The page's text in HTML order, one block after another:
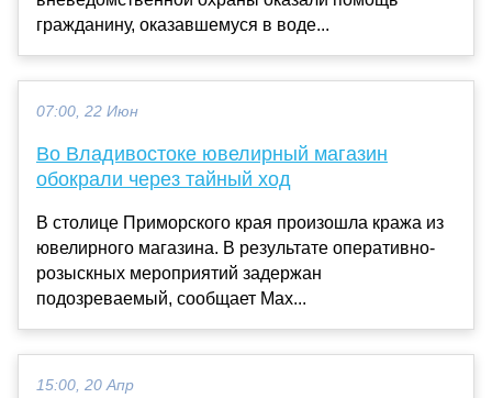
гражданину, оказавшемуся в воде...
07:00, 22 Июн
Во Владивостоке ювелирный магазин
обокрали через тайный ход
В столице Приморского края произошла кража из
ювелирного магазина. В результате оперативно-
розыскных мероприятий задержан
подозреваемый, сообщает Max...
15:00, 20 Апр